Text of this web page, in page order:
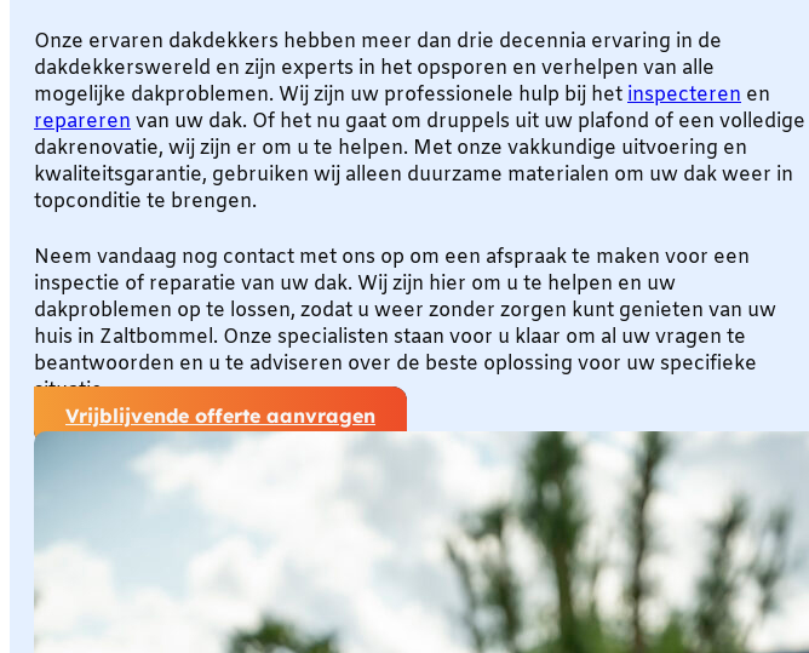
Onze ervaren dakdekkers hebben meer dan drie decennia ervaring in de
dakdekkerswereld en zijn experts in het opsporen en verhelpen van alle
mogelijke dakproblemen. Wij zijn uw professionele hulp bij het inspecteren en
repareren van uw dak. Of het nu gaat om druppels uit uw plafond of een volledige
dakrenovatie, wij zijn er om u te helpen. Met onze vakkundige uitvoering en
kwaliteitsgarantie, gebruiken wij alleen duurzame materialen om uw dak weer in
topconditie te brengen.
Neem vandaag nog contact met ons op om een afspraak te maken voor een
inspectie of reparatie van uw dak. Wij zijn hier om u te helpen en uw
dakproblemen op te lossen, zodat u weer zonder zorgen kunt genieten van uw
huis in Zaltbommel. Onze specialisten staan voor u klaar om al uw vragen te
beantwoorden en u te adviseren over de beste oplossing voor uw specifieke
situatie.
Vrijblijvende offerte aanvragen